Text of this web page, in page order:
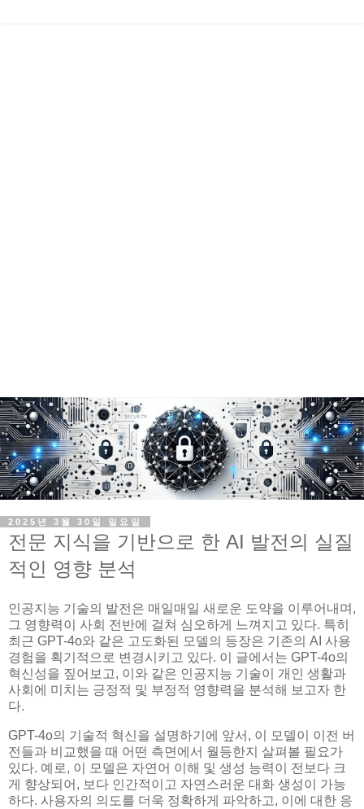
2025년 3월 30일 일요일
전문 지식을 기반으로 한 AI 발전의 실질
적인 영향 분석
인공지능 기술의 발전은 매일매일 새로운 도약을 이루어내며,
그 영향력이 사회 전반에 걸쳐 심오하게 느껴지고 있다. 특히
최근 GPT-4o와 같은 고도화된 모델의 등장은 기존의 AI 사용
경험을 획기적으로 변경시키고 있다. 이 글에서는 GPT-4o의
혁신성을 짚어보고, 이와 같은 인공지능 기술이 개인 생활과
사회에 미치는 긍정적 및 부정적 영향력을 분석해 보고자 한
다.
GPT-4o의 기술적 혁신을 설명하기에 앞서, 이 모델이 이전 버
전들과 비교했을 때 어떤 측면에서 월등한지 살펴볼 필요가
있다. 예로, 이 모델은 자연어 이해 및 생성 능력이 전보다 크
게 향상되어, 보다 인간적이고 자연스러운 대화 생성이 가능
하다. 사용자의 의도를 더욱 정확하게 파악하고, 이에 대한 응